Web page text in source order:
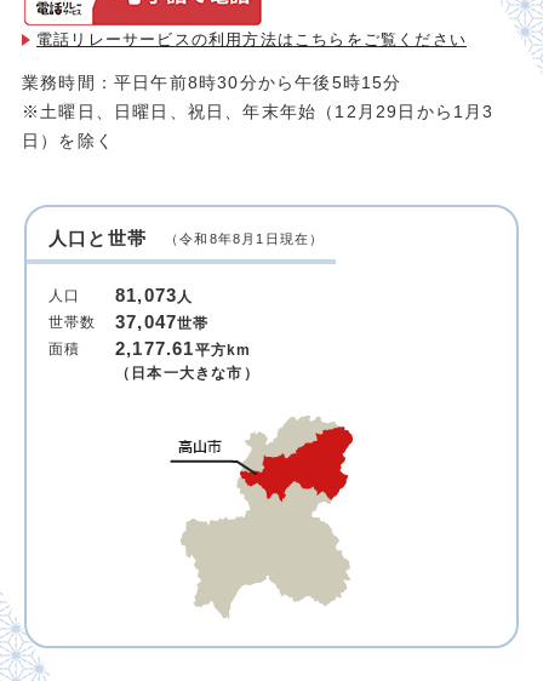
電話リレーサービスの利用方法は こちらをご覧ください
業務時間：平日午前8時30分から午後5時15分
※土曜日、日曜日、祝日、年末年始（12月29日から1月3
日）を除く
人口と世帯 （令和8年8月1日現在）
人口 81,073人
世帯数
37,047世帯
面積
2,177.61平方km
（日本一大きな市）